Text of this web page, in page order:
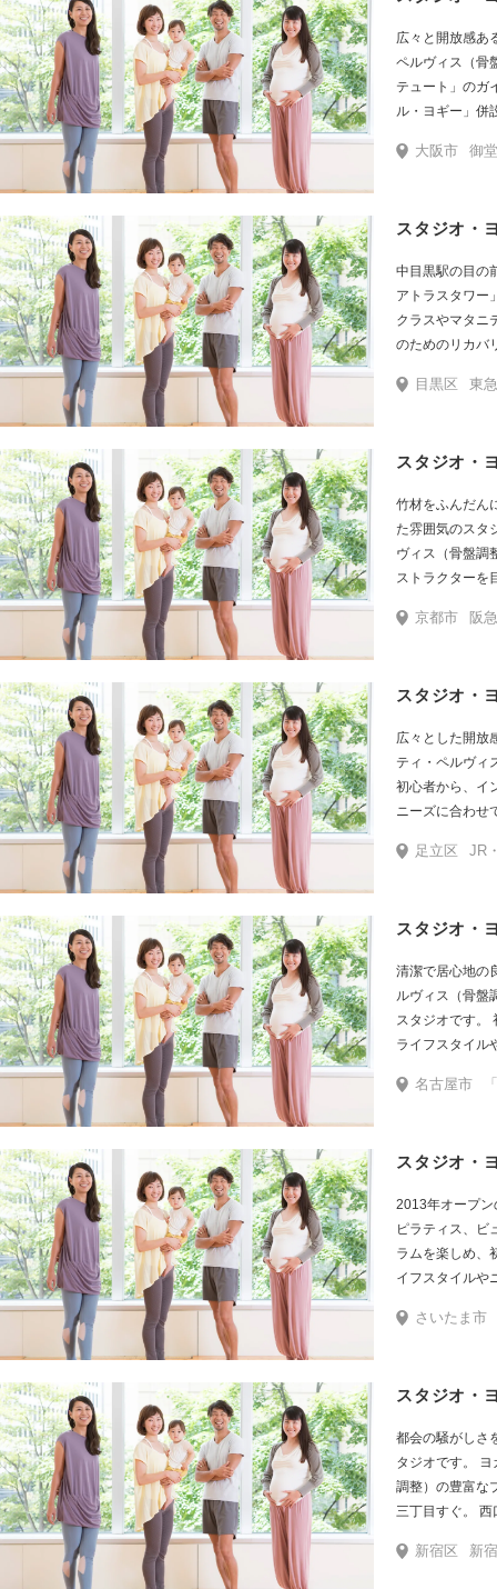
広々と開放感あ
ペルヴィス（骨
テュート」のガ
ル・ヨギー」併
大阪市 御堂筋線
スタジオ・
中目黒駅の目の
アトラスタワー」2
クラスやマタニティクラ
のためのリカバ
タジオ限定で、
様々な角度から
目黒区 東
スタジオ・
竹材をふんだん
た雰囲気のスタ
ヴィス（骨盤調
ストラクターを
京都市 阪急 河原町駅
スタジオ・
広々とした開放
ティ・ペルヴィ
初心者から、イ
足立区 JR・東武・
スタジオ・
清潔で居心地の
ルヴィス（骨盤
スタジオです。 初心者から、インストラクターを目指す方まで、
ライフスタイルやニ
コ地下街2番出
名古屋市
スタジオ・
2013年オープン
ピラティス、ビ
ラムを楽しめ、
さいたま市
スタジオ・
都会の騒がしさ
タジオです。 ヨガ、ピラティス、ビューティ・ペルヴィス（骨盤
調整）の豊富なプログラ
三
新宿区 新宿駅・中